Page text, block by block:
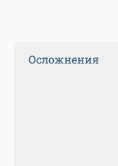
Осложнения